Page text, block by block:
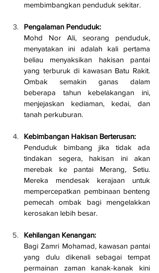
membimbangkan penduduk sekitar.
Pengalaman Penduduk:
Mohd Nor Ali, seorang penduduk,
menyatakan ini adalah kali pertama
beliau menyaksikan hakisan pantai
yang terburuk di kawasan Batu Rakit.
Ombak semakin ganas dalam
beberapa tahun kebelakangan ini,
menjejaskan kediaman, kedai, dan
tanah perkuburan.
Kebimbangan Hakisan Berterusan:
Penduduk bimbang jika tidak ada
tindakan segera, hakisan ini akan
merebak ke pantai Merang, Setiu.
Mereka mendesak kerajaan untuk
mempercepatkan pembinaan benteng
pemecah ombak bagi mengelakkan
kerosakan lebih besar.
Kehilangan Kenangan:
Bagi Zamri Mohamad, kawasan pantai
yang dulu dikenali sebagai tempat
permainan zaman kanak-kanak kini